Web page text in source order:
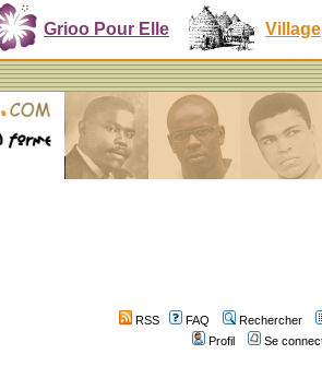
Grioo Pour Elle Village
RSS FAQ
Rechercher
Profil
Se